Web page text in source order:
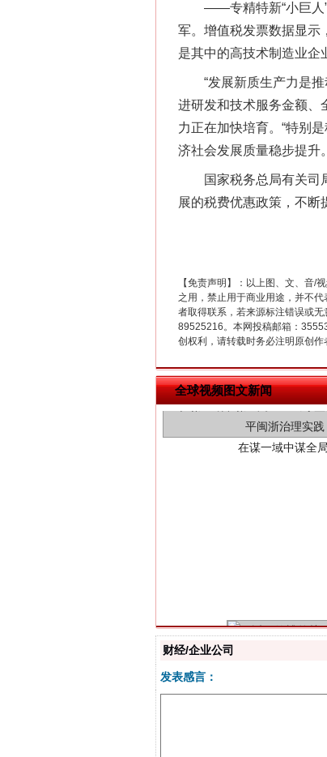
——专精特新“小巨人”企
军。增值税发票数据显示
是其中的高技术制造业企
“发展新质生产力是推
进研发和技术服务金额、
力正在加快培育。“特别
济社会发展质量稳步提升
国家税务总局有关司局
展的税费优惠政策，不断
【免责声明】：以上图、文、音/
之用，禁止用于商业用途，并不
者取得联系，若来源标注错误或
89525216。本网投稿邮箱：
创权利，请转载时务必注明原创作
全球视频图文新闻
这是一记警钟！
在谋一域中谋全
财经/企业公司
发表感言：